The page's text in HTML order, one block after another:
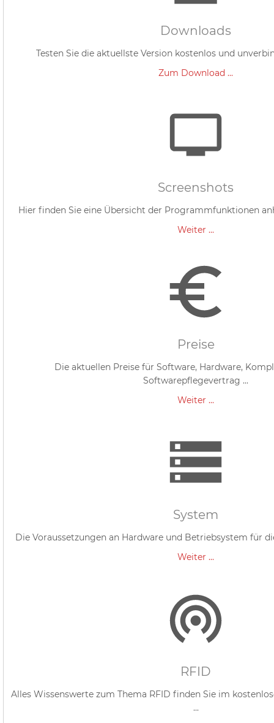
Downloads
Testen Sie die aktuellste Version kostenlos und
Zum Download ...
Screenshots
Hier finden Sie eine Übersicht der Programmfunktionen
Weiter ...
Preise
Die aktuellen Preise für Software, Hardware,
Softwarepflegevertrag ...
Weiter ...
System
Die Voraussetzungen an Hardware und Betriebsystem für
Weiter ...
RFID
Alles Wissenswerte zum Thema RFID finden Sie im
...